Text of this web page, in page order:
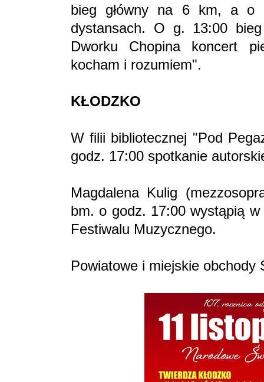
bieg główny na 6 km, a o
dystansach. O g. 13:00
Dworku Chopina koncert
kocham i rozumiem".
KŁODZKO
W filii bibliotecznej "Pod
godz. 17:00 spotkanie
Magdalena Kulig
bm. o godz. 17:00 wystąpią
Festiwalu Muzycznego.
Powiatowe i miejskie obchody